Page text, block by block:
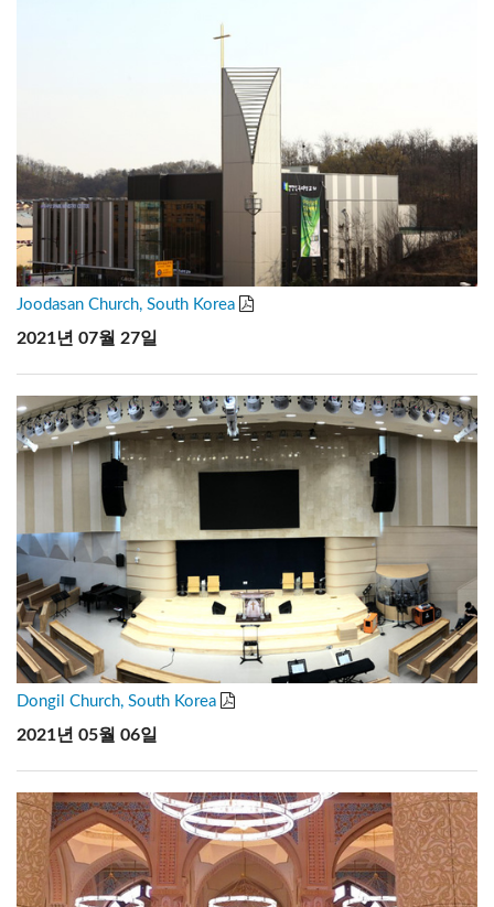
Joodasan Church, South Korea
2021년 07월 27일
Dongil Church, South Korea
2021년 05월 06일